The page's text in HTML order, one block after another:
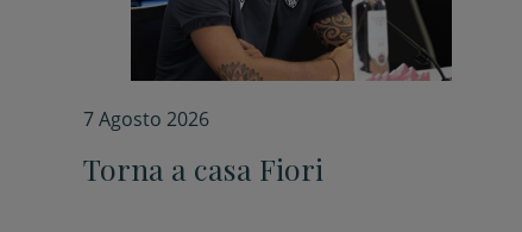
7 Agosto 2026
Torna a casa Fiori